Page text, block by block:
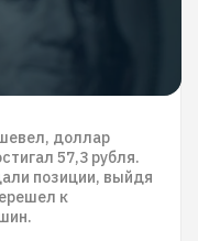
доллар
57,3 рубля.
позиции, выйдя
к